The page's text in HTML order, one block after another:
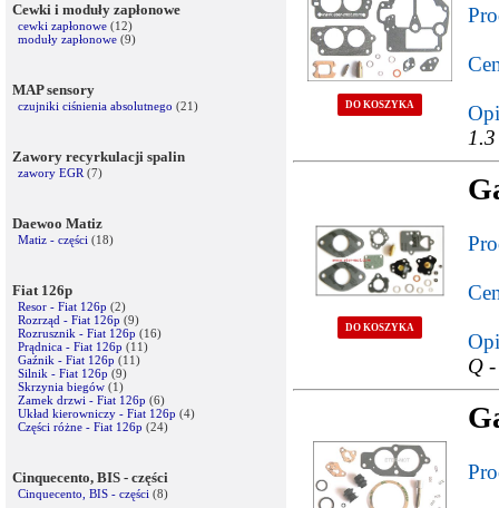
Cewki i moduły zapłonowe
cewki zapłonowe (12)
moduły zapłonowe (9)
MAP sensory
czujniki ciśnienia absolutnego (21)
Zawory recyrkulacji spalin
zawory EGR (7)
Daewoo Matiz
Matiz - części (18)
Fiat 126p
Resor - Fiat 126p (2)
Rozrząd - Fiat 126p (9)
Rozrusznik - Fiat 126p (16)
Prądnica - Fiat 126p (11)
Gaźnik - Fiat 126p (11)
Silnik - Fiat 126p (9)
Skrzynia biegów (1)
Zamek drzwi - Fiat 126p (6)
Układ kierowniczy - Fiat 126p (4)
Części różne - Fiat 126p (24)
Cinquecento, BIS - części
Cinquecento, BIS - części (8)
DO KOSZYKA
DO KOSZYKA
Q